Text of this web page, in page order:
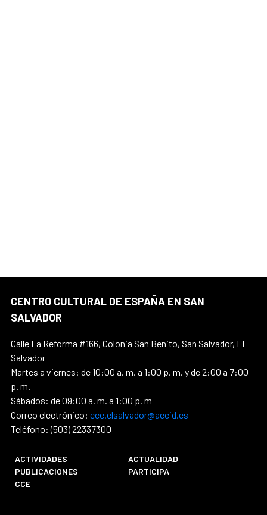
CENTRO CULTURAL DE ESPAÑA EN SAN
SALVADOR
Calle La Reforma #166, Colonia San Benito, San Salvador, El
Salvador
Martes a viernes: de 10:00 a. m. a 1:00 p. m. y de 2:00 a 7:00
p. m.
Sábados: de 09:00 a. m. a 1:00 p. m
Correo electrónico: cce.elsalvador@aecid.es
Teléfono: (503) 22337300
ACTIVIDADES
ACTUALIDAD
PUBLICACIONES
PARTICIPA
CCE